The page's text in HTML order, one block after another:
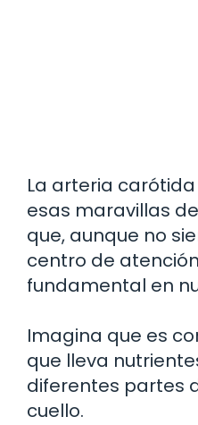
La arteria
esas maravillas
que, aunque no
centro de
fundamental en
Imagina que es
que lleva
diferentes partes
cuello.